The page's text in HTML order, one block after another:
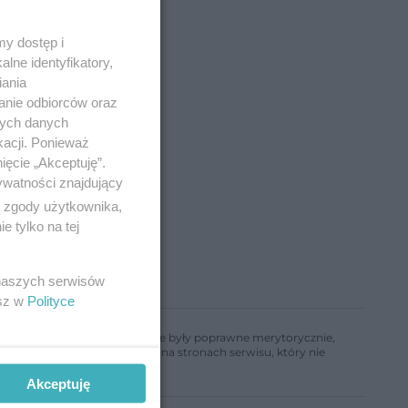
informacje w nim zawarte były poprawne merytorycznie,
informacji zamieszczonych na stronach serwisu, który nie
dostęp i
identyfikatory,
odbiorców oraz
danych
Ponieważ
„Akceptuję”.
znajdujący
użytkownika,
tylko na tej
serwisów
w Polityce
Akceptuję